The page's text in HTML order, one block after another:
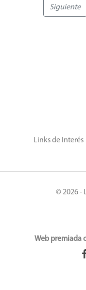
Siguiente
Links de Interés
© 2026 -
Web premiada